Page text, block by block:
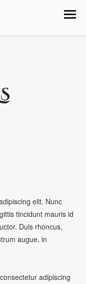
elit. Nunc
tincidunt mauris id
Duis rhoncus,
augue, in
adipiscing